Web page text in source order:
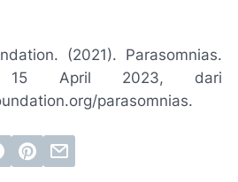
(2021). Parasomnias.
15 April 2023, dari
parasomnias.